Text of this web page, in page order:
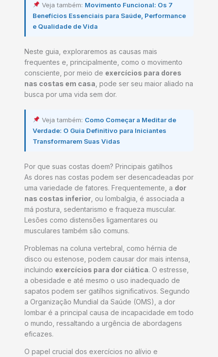
Veja também: Movimento Funcional: Os 7
Benefícios Essenciais para Saúde, Performance
e Qualidade de Vida
Neste guia, exploraremos as causas mais
frequentes e, principalmente, como o movimento
consciente, por meio de exercícios para dores
nas costas em casa , pode ser seu maior aliado na
busca por uma vida sem dor.
Veja também: Como Começar a Meditar de
Verdade: O Guia Definitivo para Iniciantes
Transformarem Suas Vidas
Por que suas costas doem? Principais gatilhos
As dores nas costas podem ser desencadeadas por
uma variedade de fatores. Frequentemente, a dor
nas costas inferior , ou lombalgia, é associada a
má postura, sedentarismo e fraqueza muscular.
Lesões como distensões ligamentares ou
musculares também são comuns.
Problemas na coluna vertebral, como hérnia de
disco ou estenose, podem causar dor mais intensa,
incluindo exercícios para dor ciática. O estresse,
a obesidade e até mesmo o uso inadequado de
sapatos podem ser gatilhos significativos. Segundo
a Organização Mundial da Saúde (OMS), a dor
lombar é a principal causa de incapacidade em todo
o mundo, ressaltando a urgência de abordagens
eficazes.
O papel crucial dos exercícios no alívio e